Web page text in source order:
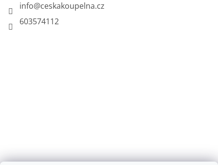
info@ceskakoupelna.cz
603574112